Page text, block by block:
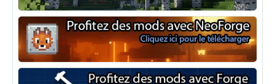
Optifine
NeoForge